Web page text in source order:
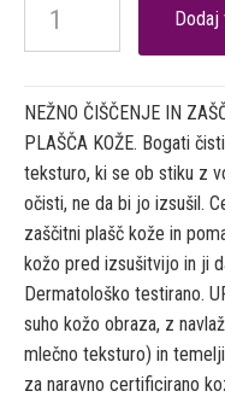
NEŽNO ČIŠČENJE IN
PLAŠČA KOŽE. Bogati
teksturo, ki se ob stiku z
očisti, ne da bi jo izsušil.
zaščitni plašč kože in
kožo pred izsušitvijo in ji
Dermatološko testirano.
suho kožo obraza, z
mlečno teksturo) in
za naravno certificirano